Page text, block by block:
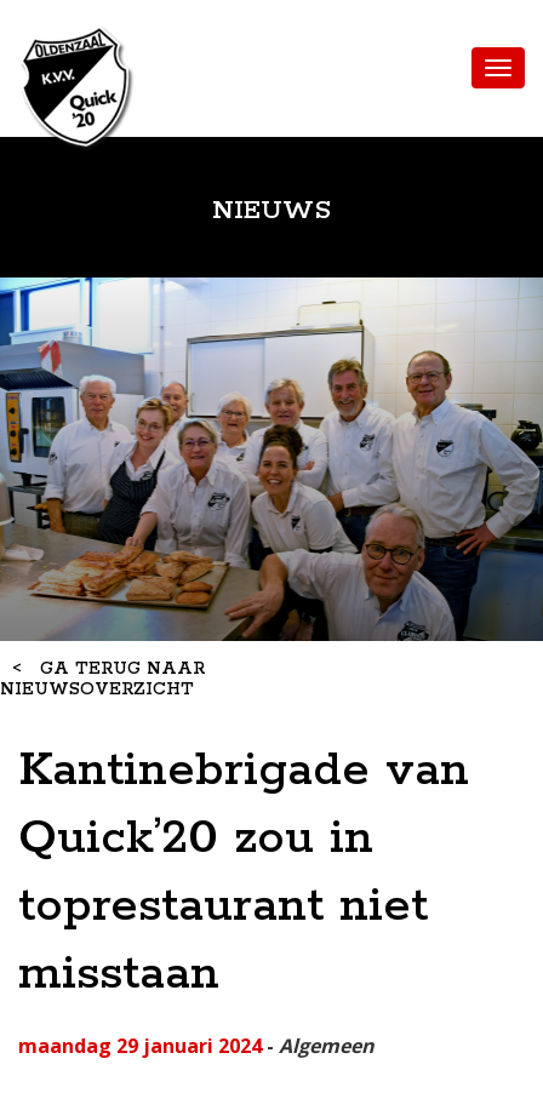
NIEUWS
< GA TERUG NAAR
NIEUWSOVERZICHT
Kantinebrigade van
Quick’20 zou in
toprestaurant niet
misstaan
maandag 29 januari 2024- Algemeen